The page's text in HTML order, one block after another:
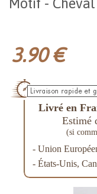
Motif - Cheval
3.90 €
Livré en
Estimé
(si
- Union
- États-Unis,